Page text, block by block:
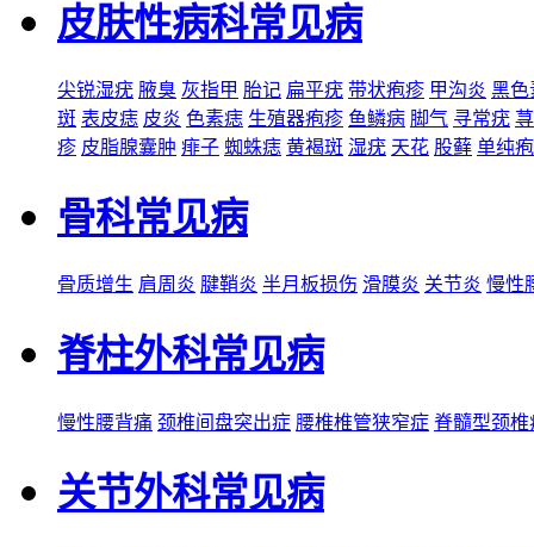
皮肤性病科常见病
尖锐湿疣 腋臭 灰指甲 胎记 扁平疣 带状疱疹 甲沟炎 黑色
斑 表皮痣 皮炎 色素痣 生殖器疱疹 鱼鳞病 脚气 寻常疣
疹 皮脂腺囊肿 痱子 蜘蛛痣 黄褐斑 湿疣 天花 股藓 单纯
骨科常见病
骨质增生 肩周炎 腱鞘炎 半月板损伤 滑膜炎 关节炎 慢性
脊柱外科常见病
慢性腰背痛 颈椎间盘突出症 腰椎椎管狭窄症 脊髓型颈椎
关节外科常见病